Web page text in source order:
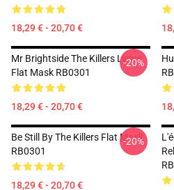
18,29 € - 20,70 €
Mr Brightside The Killers Lyrics
Flat Mask RB0301
18,29 € - 20,70 €
-20%
Be Still By The Killers Flat Mask
RB0301
18,29 € - 20,70 €
-20%